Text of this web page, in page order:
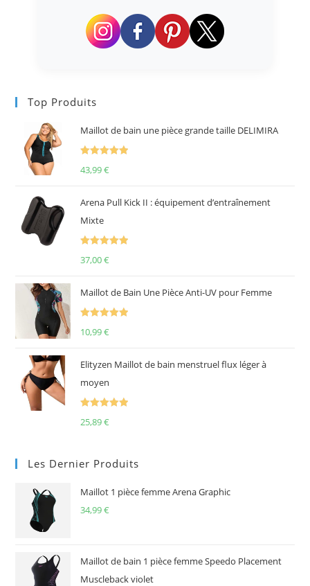
Top Produits
Maillot de bain une pièce grande taille DELIMIRA
43,99€
Arena Pull Kick II : équipement d’entraînement
Mixte
37,00€
Maillot de Bain Une Pièce Anti-UV pour Femme
10,99€
Elityzen Maillot de bain menstruel flux léger à
moyen
25,89€
Les Dernier Produits
Maillot 1 pièce femme Arena Graphic
34,99€
Maillot de bain 1 pièce femme Speedo Placement
Muscleback violet